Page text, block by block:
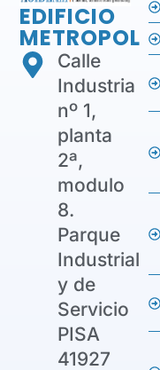
EDIFICIO
METROPOL
Calle
Industria
nº 1,
planta
2ª,
modulo
8.
Parque
Industrial
y de
Servicio
PISA
41927